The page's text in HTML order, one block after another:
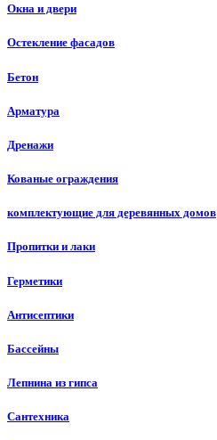
Окна и двери
Остекление фасадов
Бетон
Арматура
Дренажи
Кованые ограждения
комплектующие для деревянных домов
Пропитки и лаки
Герметики
Антисептики
Бассейны
Лепнина из гипса
Сантехника